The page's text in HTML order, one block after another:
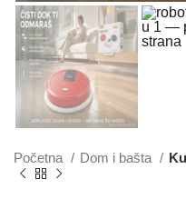
Početna Dom i bašta